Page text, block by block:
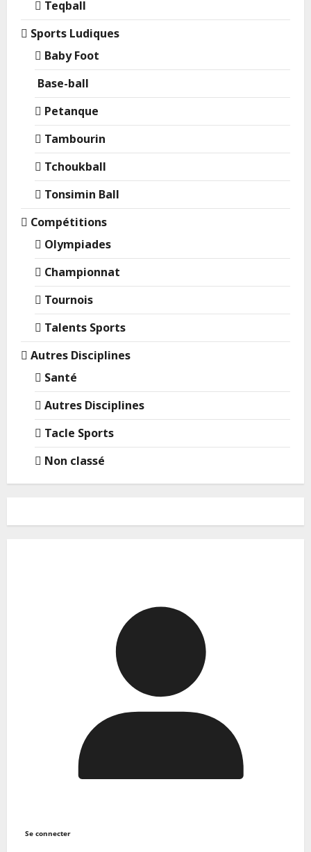
Teqball
Sports Ludiques
Baby Foot
Base-ball
Petanque
Tambourin
Tchoukball
Tonsimin Ball
Compétitions
Olympiades
Championnat
Tournois
Talents Sports
Autres Disciplines
Santé
Autres Disciplines
Tacle Sports
Non classé
Se connecter